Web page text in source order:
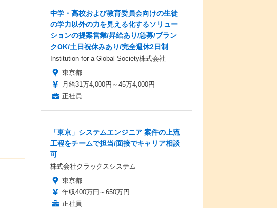
中学・高校および教育委員会向けの生徒
の学力以外の力を見える化するソリュー
ションの提案営業/昇給あり/急募/ブラン
クOK/土日祝休みあり/完全週休2日制
Institution for a Global Society株式会社
東京都
月給31万4,000円～45万4,000円
正社員
「東京」システムエンジニア 案件の上流
工程をチームで担当/面接でキャリア相談
可
株式会社クラックスシステム
東京都
年収400万円～650万円
正社員